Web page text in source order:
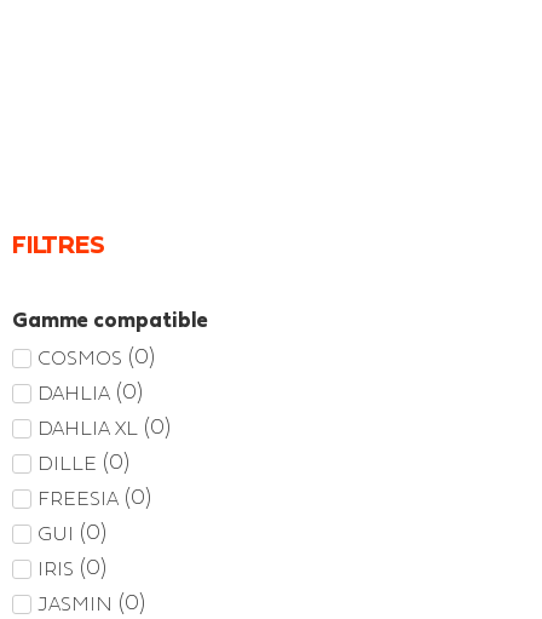
FILTRES
Gamme compatible
COSMOS (0)
DAHLIA (0)
DAHLIA XL (0)
DILLE (0)
FREESIA (0)
GUI (0)
IRIS (0)
JASMIN (0)